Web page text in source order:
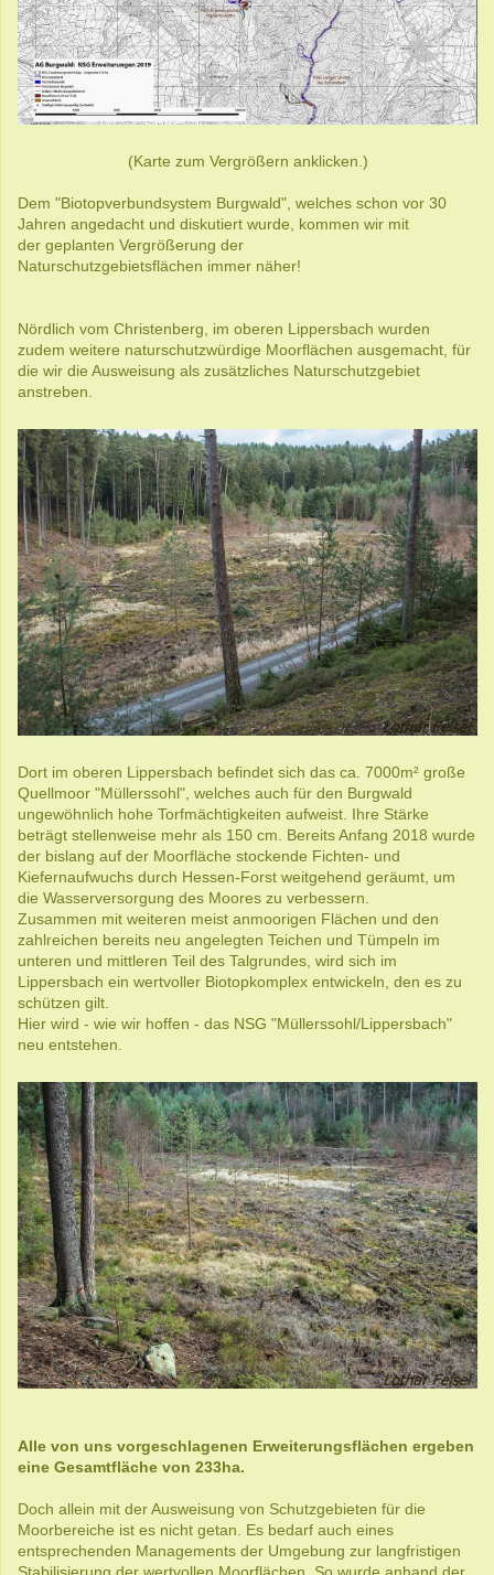
(Karte zum Vergrößern anklicken.)
Dem "Biotopverbundsystem Burgwald", welches schon vor 30
Jahren angedacht und diskutiert wurde, kommen wir mit
der geplanten Vergrößerung der
Naturschutzgebietsflächen immer näher!
Nördlich vom Christenberg, im oberen Lippersbach wurden
zudem weitere naturschutzwürdige Moorflächen ausgemacht, für
die wir die Ausweisung als zusätzliches Naturschutzgebiet
anstreben.
Dort im oberen Lippersbach befindet sich das ca. 7000m² große
Quellmoor "Müllerssohl", welches auch für den Burgwald
ungewöhnlich hohe Torfmächtigkeiten aufweist. Ihre Stärke
beträgt stellenweise mehr als 150 cm. Bereits Anfang 2018 wurde
der bislang auf der Moorfläche stockende Fichten- und
Kiefernaufwuchs durch Hessen-Forst weitgehend geräumt, um
die Wasserversorgung des Moores zu verbessern.
Zusammen mit weiteren meist anmoorigen Flächen und den
zahlreichen bereits neu angelegten Teichen und Tümpeln im
unteren und mittleren Teil des Talgrundes, wird sich im
Lippersbach ein wertvoller Biotopkomplex entwickeln, den es zu
schützen gilt.
Hier wird - wie wir hoffen - das NSG "Müllerssohl/Lippersbach"
neu entstehen.
Alle von uns vorgeschlagenen Erweiterungsflächen ergeben
eine Gesamtfläche von 233ha.
Doch allein mit der Ausweisung von Schutzgebieten für die
Moorbereiche ist es nicht getan. Es bedarf auch eines
entsprechenden Managements der Umgebung zur langfristigen